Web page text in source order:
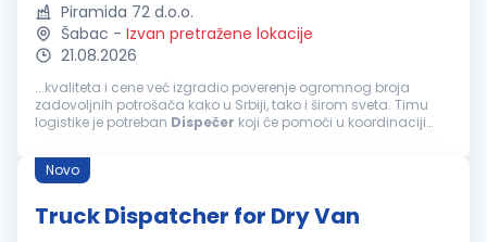
Piramida 72 d.o.o.
Šabac - Izvan pretražene lokacije
21.08.2026
...kvaliteta i cene već izgradio poverenje ogromnog broja
zadovoljnih potrošača kako u Srbiji, tako i širom sveta. Timu
logistike je potreban Dispečer koji će pomoći u koordinaciji
SSS Poželjno...
Novo
Truck Dispatcher for Dry Van